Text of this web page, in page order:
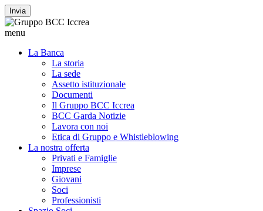
Invia
menu
La Banca
La storia
La sede
Assetto istituzionale
Documenti
Il Gruppo BCC Iccrea
BCC Garda Notizie
Lavora con noi
Etica di Gruppo e Whistleblowing
La nostra offerta
Privati e Famiglie
Imprese
Giovani
Soci
Professionisti